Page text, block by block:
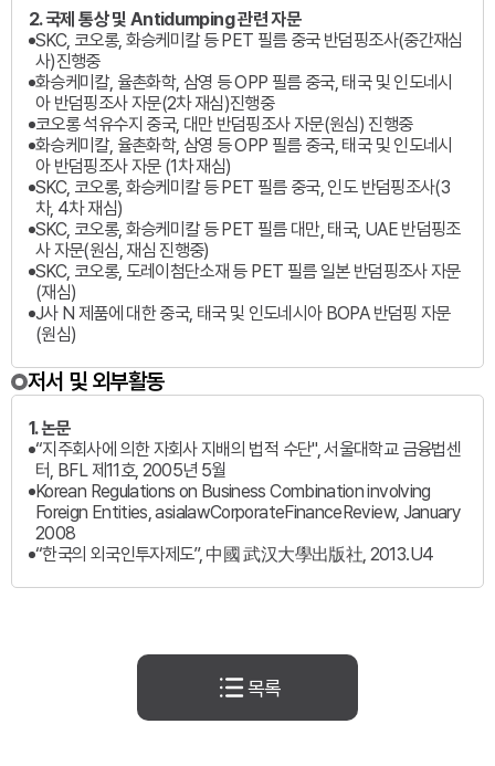
2. 국제 통상 및 Antidumping 관련 자문
SKC, 코오롱, 화승케미칼 등 PET 필름 중국 반덤핑조사(중간재심
사)진행중
화승케미칼, 율촌화학, 삼영 등 OPP 필름 중국, 태국 및 인도네시
아 반덤핑조사 자문(2차 재심)진행중
코오롱 석유수지 중국, 대만 반덤핑조사 자문(원심) 진행중
화승케미칼, 율촌화학, 삼영 등 OPP 필름 중국, 태국 및 인도네시
아 반덤핑조사 자문 (1차 재심)
SKC, 코오롱, 화승케미칼 등 PET 필름 중국, 인도 반덤핑조사(3
차, 4차 재심)
SKC, 코오롱, 화승케미칼 등 PET 필름 대만, 태국, UAE 반덤핑조
사 자문(원심, 재심 진행중)
SKC, 코오롱, 도레이첨단소재 등 PET 필름 일본 반덤핑조사 자문
(재심)
J사 N 제품에 대한 중국, 태국 및 인도네시아 BOPA 반덤핑 자문
(원심)
저서 및 외부활동
1. 논문
“지주회사에 의한 자회사 지배의 법적 수단", 서울대학교 금융법센
터, BFL 제11호, 2005년 5월
Korean Regulations on Business Combination involving
Foreign Entities, asialawCorporateFinanceReview, January
2008
“한국의 외국인투자제도”, 中國 武汉大學出版社, 2013.U4
목록